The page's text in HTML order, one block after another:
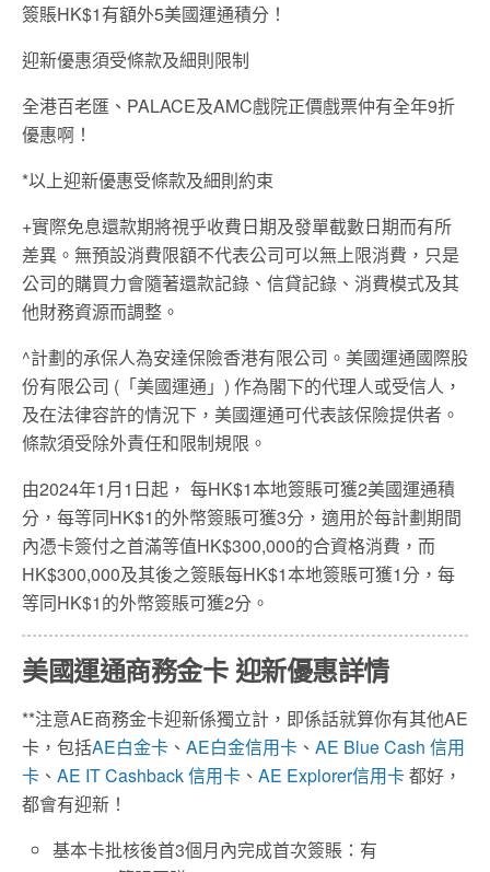
簽賬HK$1有額外5美國運通積分！
迎新優惠須受條款及細則限制
全港百老匯、PALACE及AMC戲院正價戲票仲有全年9折
優惠啊！
*以上迎新優惠受條款及細則約束
+實際免息還款期將視乎收費日期及發單截數日期而有所
差異。無預設消費限額不代表公司可以無上限消費，只是
公司的購買力會隨著還款記錄、信貸記錄、消費模式及其
他財務資源而調整。
^計劃的承保人為安達保險香港有限公司。美國運通國際股
份有限公司 (「美國運通」) 作為閣下的代理人或受信人，
及在法律容許的情況下，美國運通可代表該保險提供者。
條款須受除外責任和限制規限。
由2024年1月1日起， 每HK$1本地簽賬可獲2美國運通積
分，每等同HK$1的外幣簽賬可獲3分，適用於每計劃期間
內憑卡簽付之首滿等值HK$300,000的合資格消費，而
HK$300,000及其後之簽賬每HK$1本地簽賬可獲1分，每
等同HK$1的外幣簽賬可獲2分。
美國運通商務金卡 迎新優惠詳情
**注意AE商務金卡迎新係獨立計，即係話就算你有其他AE
卡，包括AE白金卡 、 AE白金信用卡 、 AE Blue Cash 信用
卡 、 AE IT Cashback 信用卡 、 AE Explorer信用卡都好，
都會有迎新！
基本卡批核後首3個月內完成首次簽賬：有